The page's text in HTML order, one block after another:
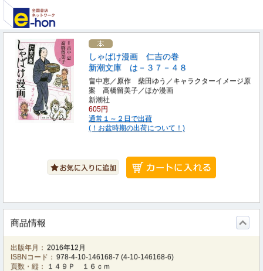
しゃばけ漫画 仁吉の巻
新潮文庫 は－３７－４８
畠中恵／原作 柴田ゆう／キャラクターイメージ原
案 高橋留美子／ほか漫画
新潮社
605円
通常１～２日で出荷
(！お盆時期の出荷について！)
商品情報
出版年月： 2016年12月
ISBNコード： 978-4-10-146168-7 (4-10-146168-6)
頁数・縦：
１４９Ｐ １６ｃｍ